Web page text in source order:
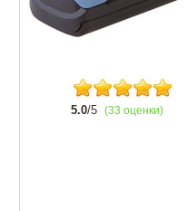
5.0/5 (33 оценки)